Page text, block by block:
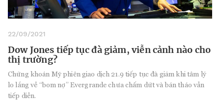
22/09/2021
Dow Jones tiếp tục đà giảm, viễn cảnh nào cho
thị trường?
Chứng khoán Mỹ phiên giao dịch 21.9 tiếp tục đà giảm khi tâm lý
lo lắng về “bom nợ” Evergrande chưa chấm dứt và bán tháo vẫn
tiếp diễn.